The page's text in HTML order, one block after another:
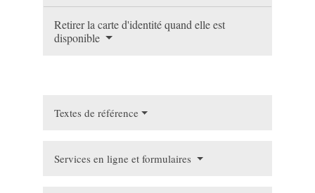
Retirer la carte d'identité quand elle est
disponible
Textes de référence
Services en ligne et formulaires